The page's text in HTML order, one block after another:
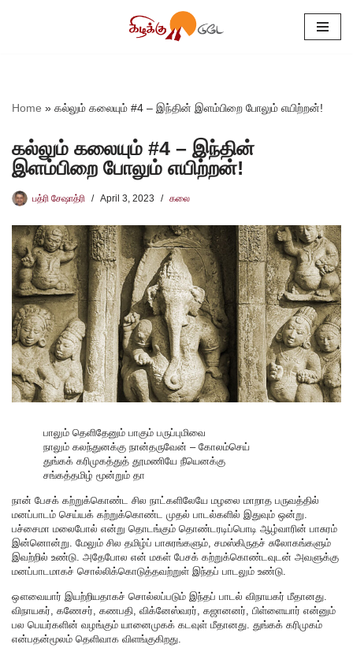
Home » கல்லும் கலையும் #4 – இந்தின் இளம்பிறை போலும் எயிற்றன்!
கல்லும் கலையும் #4 – இந்தின்
இளம்பிறை போலும் எயிற்றன்!
பத்ரி சேஷாத்ரி April 3, 2023 கலை
பாலும் தெளிதேனும் பாகும் பருப்புமிவை
நாலும் கலந்துனக்கு நான்தருவேன் – கோலம்செய்
துங்கக் கரிமுகத்துத் தூமணியே நீயெனக்கு
சங்கத்தமிழ் மூன்றும் தா
நான் பேசக் கற்றுக்கொண்ட சில நாட்களிலேயே மழலை மாறாத பருவத்தில்
மனப்பாடம் செய்யக் கற்றுக்கொண்ட முதல் பாடல்களில் இதுவும் ஒன்று.
பச்சைமா மலைபோல் என்று தொடங்கும் தொண்டரடிப்பொடி ஆழ்வாரின் பாசுரம்
இன்னொன்று. மேலும் சில தமிழ்ப் பாசுரங்களும், சமஸ்கிருதச் சுலோகங்களும்
இவற்றில் உண்டு. அதேபோல என் மகள் பேசக் கற்றுக்கொண்டவுடன் அவளுக்கு
மனப்பாடமாகச் சொல்லிக்கொடுத்தவற்றுள் இந்தப் பாடலும் உண்டு.
ஔவையார் இயற்றியதாகச் சொல்லப்படும் இந்தப் பாடல் விநாயகர் மீதானது.
விநாயகர், கணேசர், கணபதி, விக்னேஸ்வரர், கஜானனர், பிள்ளையார் என்னும்
பல பெயர்களின் வழங்கும் யானைமுகக் கடவுள் மீதானது. துங்கக் கரிமுகம்
என்பதன்மூலம் தெளிவாக விளங்குகிறது.